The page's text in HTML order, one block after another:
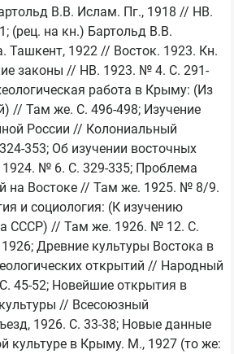
В.В. Ислам. Пг., 1918 // НВ.
(рец. на кн.) Бартольд В.В.
Ташкент, 1922 // Восток. 1923. Кн.
законы // НВ. 1923. № 4. С. 291-
работа в Крыму: (Из
// Там же. С. 496-498; Изучение
России // Колониальный
353; Об изучении восточных
№ 6. С. 329-335; Проблема
на Востоке // Там же. 1925. № 8/9.
и социология: (К изучению
СССР) // Там же. 1926. № 12. С.
Древние культуры Востока в
открытий // Народный
45-52; Новейшие открытия в
// Всесоюзный
1926. С. 33-38; Новые данные
культуре в Крыму. М., 1927 (то же: